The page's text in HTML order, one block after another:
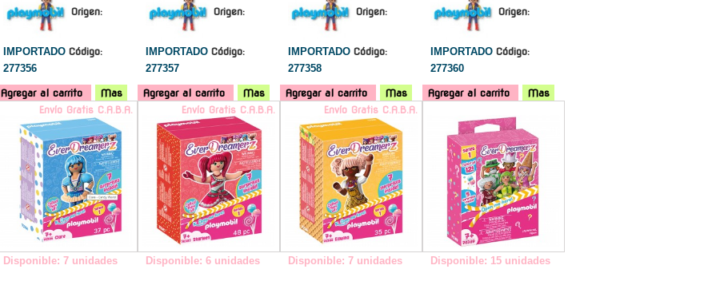
Origen:
IMPORTADO Código:
277356
Agregar al carrito Mas
Origen:
IMPORTADO Código:
277357
Agregar al carrito Mas
Origen:
IMPORTADO Código:
277358
Agregar al carrito Mas
Origen:
IMPORTADO Código:
277360
Agregar al carrito
Mas
Envío Gratis C.A.B.A.
Disponible: 7 unidades
Envío Gratis C.A.B.A.
Disponible: 6 unidades
Envío Gratis C.A.B.A.
Disponible: 7 unidades Disponible: 15 unidades